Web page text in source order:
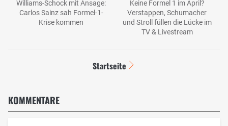
Williams-Schock mit Ansage:
Carlos Sainz sah Formel-1-
Krise kommen
Keine Formel 1 im April?
Verstappen, Schumacher
und Stroll füllen die Lücke im
TV & Livestream
Startseite
KOMMENTARE